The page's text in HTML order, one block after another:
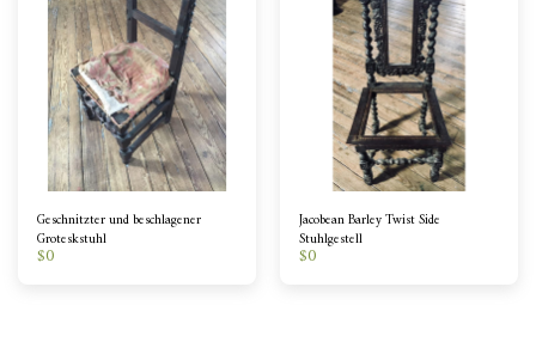
Geschnitzter und beschlagener
Groteskstuhl
$0
Jacobean Barley Twist Side
Stuhlgestell
$0